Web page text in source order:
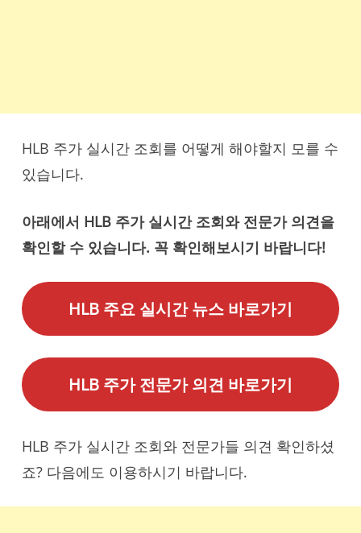
HLB 주가 실시간 조회를 어떻게 해야할지 모를 수
있습니다.
아래에서 HLB 주가 실시간 조회와 전문가 의견을
확인할 수 있습니다. 꼭 확인해보시기 바랍니다!
HLB 주요 실시간 뉴스 바로가기
HLB 주가 전문가 의견 바로가기
HLB 주가 실시간 조회와 전문가들 의견 확인하셨
죠? 다음에도 이용하시기 바랍니다.